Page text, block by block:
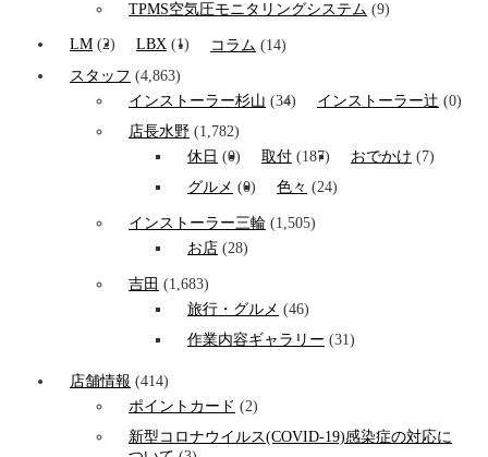
TPMS空気圧モニタリングシステム (9)
LM (2) LBX (1) コラム (14)
スタッフ (4,863)
インストーラー杉山 (34) インストーラー辻 (0)
店長水野 (1,782)
休日 (0) 取付 (187) おでかけ (7)
グルメ (0) 色々 (24)
インストーラー三輪 (1,505)
お店 (28)
吉田 (1,683)
旅行・グルメ (46)
作業内容ギャラリー (31)
店舗情報 (414)
ポイントカード (2)
新型コロナウイルス(COVID-19)感染症の対応に